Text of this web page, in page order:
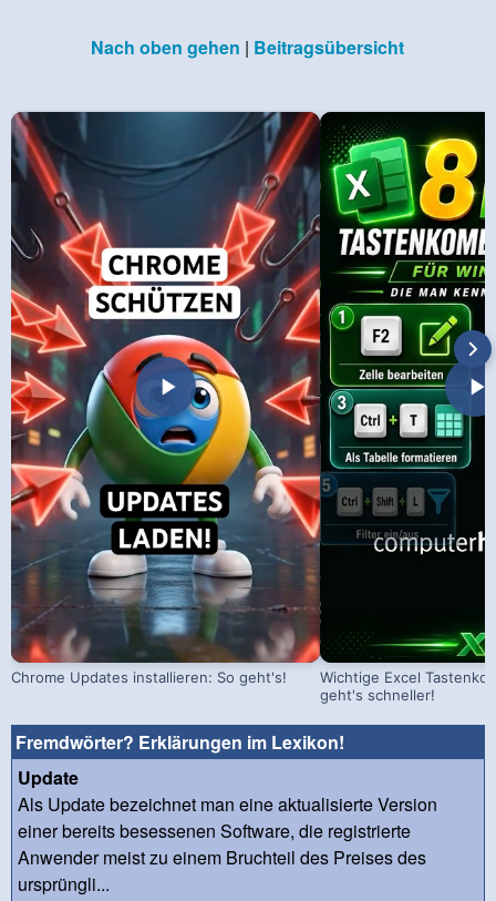
Nach oben gehen | Beitragsübersicht
Chrome Updates installieren: So geht's!
Wichtige Excel
geht's schneller!
Fremdwörter? Erklärungen im Lexikon!
Update
Als Update bezeichnet man eine aktualisierte Version
einer bereits besessenen Software, die registrierte
Anwender meist zu einem Bruchteil des Preises des
ursprüngli...